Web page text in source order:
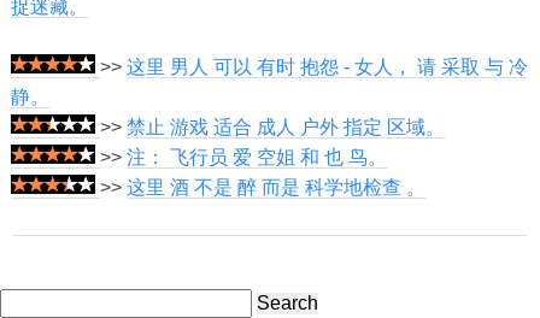
捉迷藏。
>> 这里 男人 可以 有时 抱怨 - 女人， 请 采取 与 冷
静。
>> 禁止 游戏 适合 成人 户外 指定 区域。
>> 注： 飞行员 爱 空姐 和 也 鸟。
>> 这里 酒 不是 醉 而是 科学地检查 。
Search